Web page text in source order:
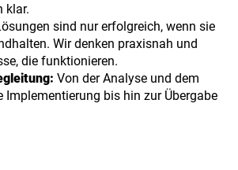
klar.
sind nur erfolgreich, wenn sie
Wir denken praxisnah und
die funktionieren.
Von der Analyse und dem
Implementierung bis hin zur Übergabe